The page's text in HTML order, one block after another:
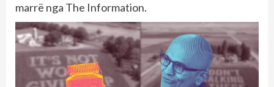
marrë nga The Information.